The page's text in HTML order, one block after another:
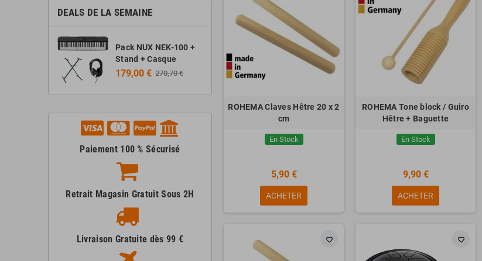
DEALS DE LA SEMAINE
Pack NUX NEK-100 +
Stand + Casque
179,00 € 270,70 €
Paiement 100 % Sécurisé
Retrait Magasin Gratuit Sous 2H
Livraison Gratuite dès 99 €
ROHEMA Claves Hêtre 20 x 2
cm
En Stock
5,90 €
ACHETER
ROHEMA Tone block / Guiro
Hêtre + Baguette
En Stock
9,90 €
ACHETER
favorite_border favorite_border